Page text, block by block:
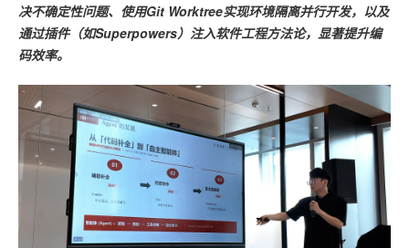
决不确定性问题、使用Git Worktree实现环境隔离并行开发，以及
通过插件（如Superpowers）注入软件工程方法论，显著提升编
码效率。